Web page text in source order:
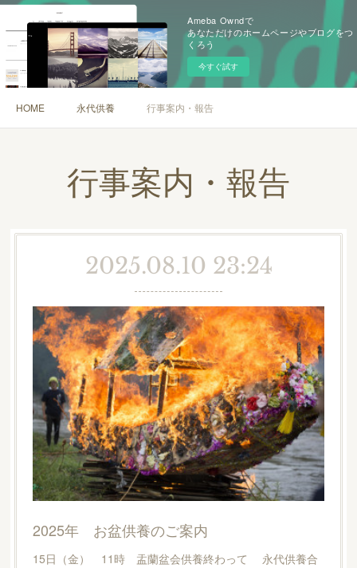
Ameba Owndで
あなただけのホームページやブログをつ
くろう
今すぐ試す
HOME 永代供養 行事案内・報告
行事案内・報告
2025.08.10 23:24
2025年 お盆供養のご案内
15日（金） 11時 盂蘭盆会供養終わって 永代供養合